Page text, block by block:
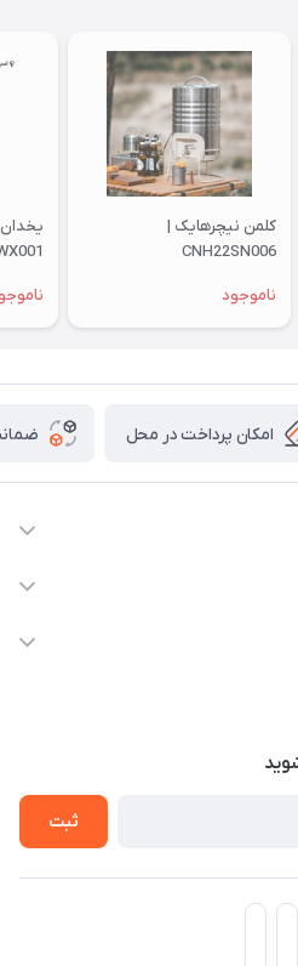
کلمن نیچرهایک |
CNH22SN006
ناموجود
امکان پرداخت در محل
ثبت